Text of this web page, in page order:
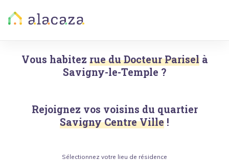
Vous habitez rue du Docteur Parisel à
Savigny-le-Temple ?
Rejoignez vos voisins du quartier
Savigny Centre Ville !
Sélectionnez votre lieu de résidence